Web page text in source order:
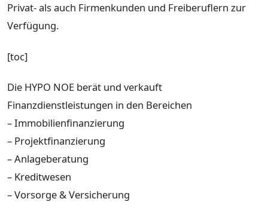
Privat- als auch Firmenkunden und Freiberuflern zur
Verfügung.
[toc]
Die HYPO NOE berät und verkauft
Finanzdienstleistungen in den Bereichen
– Immobilienfinanzierung
– Projektfinanzierung
– Anlageberatung
– Kreditwesen
– Vorsorge & Versicherung